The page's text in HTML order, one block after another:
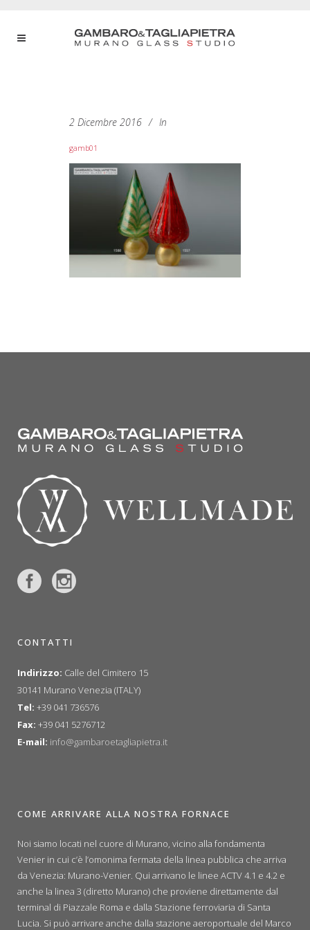
2 Dicembre 2016 In
gamb01
CONTATTI
Indirizzo: Calle del Cimitero 15
30141 Murano Venezia (ITALY)
Tel: +39 041 736576
Fax: +39 041 5276712
E-mail: info@gambaroetagliapietra.it
COME ARRIVARE ALLA NOSTRA FORNACE
Noi siamo locati nel cuore di Murano, vicino alla fondamenta
Venier in cui c’è l’omonima fermata della linea pubblica che arriva
da Venezia: Murano-Venier. Qui arrivano le linee ACTV 4.1 e 4.2 e
anche la linea 3 (diretto Murano) che proviene direttamente dal
terminal di Piazzale Roma e dalla Stazione ferroviaria di Santa
Lucia. Si può arrivare anche dalla stazione aeroportuale del Marco